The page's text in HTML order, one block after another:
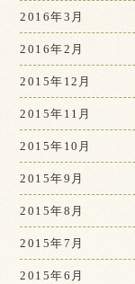
2016年3月
2016年2月
2015年12月
2015年11月
2015年10月
2015年9月
2015年8月
2015年7月
2015年6月